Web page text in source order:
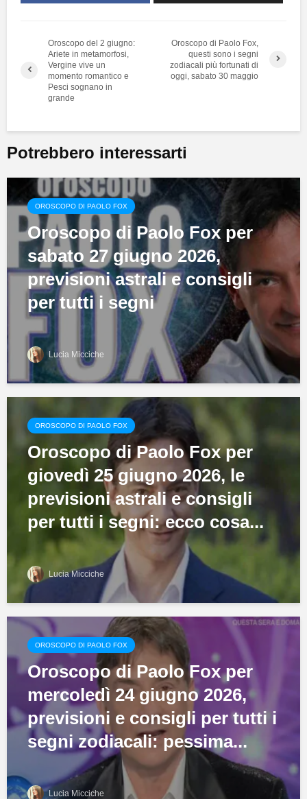
Oroscopo del 2 giugno:
Ariete in metamorfosi,
Vergine vive un
momento romantico e
Pesci sognano in
grande
Oroscopo di Paolo Fox,
questi sono i segni
zodiacali più fortunati di
oggi, sabato 30 maggio
Potrebbero interessarti
OROSCOPO DI PAOLO FOX
Oroscopo di Paolo Fox per
sabato 27 giugno 2026,
previsioni astrali e consigli
per tutti i segni
Lucia Micciche
OROSCOPO DI PAOLO FOX
Oroscopo di Paolo Fox per
giovedì 25 giugno 2026, le
previsioni astrali e consigli
per tutti i segni: ecco cosa...
Lucia Micciche
OROSCOPO DI PAOLO FOX
Oroscopo di Paolo Fox per
mercoledì 24 giugno 2026,
previsioni e consigli per tutti i
segni zodiacali: pessima...
Lucia Micciche